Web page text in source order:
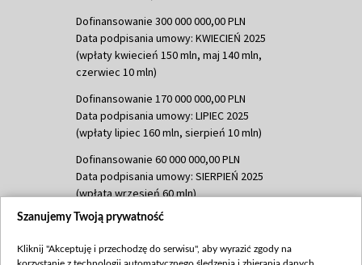
Dofinansowanie 300 000 000,00 PLN
Data podpisania umowy: KWIECIEŃ 2025
(wpłaty kwiecień 150 mln, maj 140 mln,
czerwiec 10 mln)
Dofinansowanie 170 000 000,00 PLN
Data podpisania umowy: LIPIEC 2025
(wpłaty lipiec 160 mln, sierpień 10 mln)
Dofinansowanie 60 000 000,00 PLN
Data podpisania umowy: SIERPIEŃ 2025
(wpłata wrzesień 60 mln)
Dofinansowanie 635 783 051,21 PLN
(wpłata wrzesień 100 mln, październik 350
Szanujemy Twoją prywatność
Kliknij "Akceptuję i przechodzę do serwisu", aby wyrazić zgody na